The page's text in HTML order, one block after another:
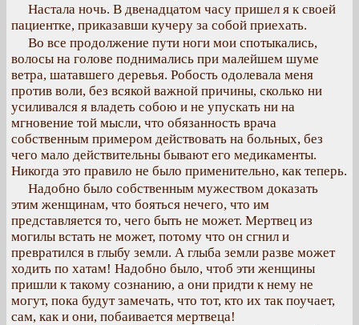
Настала ночь. В двенадцатом часу пришел я к своей
пациентке, приказавши кучеру за собой приехать.
Во все продолжение пути ноги мои спотыкались,
волосы на голове поднимались при малейшем шуме
ветра, шатавшего деревья. Робость одолевала меня
против воли, без всякой важной причины, сколько ни
усиливался я владеть собою и не упускать ни на
мгновение той мысли, что обязанность врача
собственным примером действовать на больных, без
чего мало действительны бывают его медикаменты.
Никогда это правило не было применительно, как теперь.
Надобно было собственным мужеством доказать
этим женщинам, что бояться нечего, что им
представляется то, чего быть не может. Мертвец из
могилы встать не может, потому что он сгнил и
превратился в глыбу земли. А глыба земли разве может
ходить по хатам! Надобно было, чтоб эти женщины
пришли к такому сознанию, а они придти к нему не
могут, пока будут замечать, что тот, кто их так поучает,
сам, как и они, побаивается мертвеца!